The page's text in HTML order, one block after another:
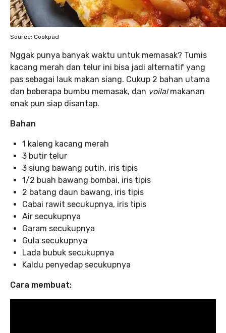
Source: Cookpad
Nggak punya banyak waktu untuk memasak? Tumis
kacang merah dan telur ini bisa jadi alternatif yang
pas sebagai lauk makan siang. Cukup 2 bahan utama
dan beberapa bumbu memasak, dan voila!makanan
enak pun siap disantap.
Bahan
1 kaleng kacang merah
3 butir telur
3 siung bawang putih, iris tipis
1/2 buah bawang bombai, iris tipis
2 batang daun bawang, iris tipis
Cabai rawit secukupnya, iris tipis
Air secukupnya
Garam secukupnya
Gula secukupnya
Lada bubuk secukupnya
Kaldu penyedap secukupnya
Cara membuat: